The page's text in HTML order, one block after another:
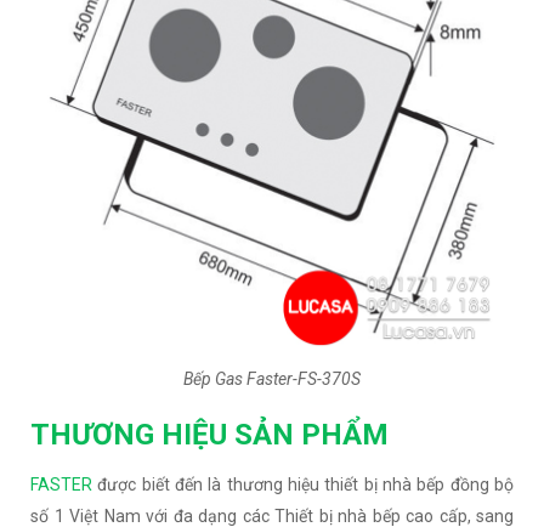
Bếp Gas Faster-FS-370S
THƯƠNG HIỆU SẢN PHẨM
FASTER được biết đến là thương hiệu thiết bị nhà bếp đồng bộ
số 1 Việt Nam với đa dạng các Thiết bị nhà bếp cao cấp, sang